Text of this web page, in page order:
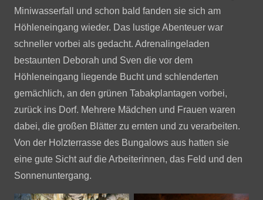
Miniwasserfall und schon bald fanden sie sich am
Höhleneingang wieder. Das lustige Abenteuer war
schneller vorbei als gedacht. Adrenalingeladen
bestaunten Deborah und Sven die vor dem
Höhleneingang liegende Bucht und schlenderten
gemächlich, an den grünen Tabakplantagen vorbei,
zurück ins Dorf. Mehrere Mädchen und Frauen waren
dabei, die großen Blätter zu ernten und zu verarbeiten.
Von der Holzterrasse des Bungalows aus hatten sie
eine gute Sicht auf die Arbeiterinnen, das Feld und den
Sonnenuntergang.